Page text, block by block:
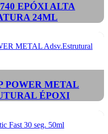
EPÓXI ALTA
24ML
POWER METAL
ÉPOXI